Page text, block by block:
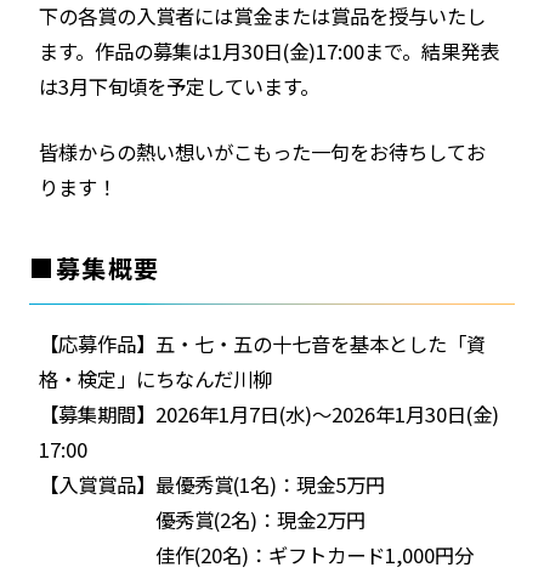
下の各賞の入賞者には賞金または賞品を授与いたし
ます。作品の募集は1月30日(金)17:00まで。結果発表
は3月下旬頃を予定しています。
皆様からの熱い想いがこもった一句をお待ちしてお
ります！
■募集概要
【応募作品】五・七・五の十七音を基本とした「資
格・検定」にちなんだ川柳
【募集期間】2026年1月7日(水)～2026年1月30日(金)
17:00
【入賞賞品】最優秀賞(1名)：現金5万円
優秀賞(2名)：現金2万円
佳作(20名)：ギフトカード1,000円分